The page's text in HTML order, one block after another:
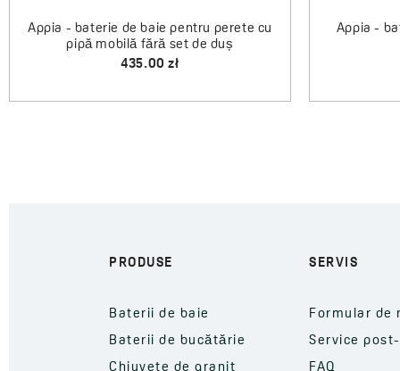
de duș încastrată cu
comutator
Appia - baterie de duș
PRODUSE
Baterii de baie
Baterii de bucătărie
Chiuvete de granit
SERVIS
Formular de
Service
FAQ